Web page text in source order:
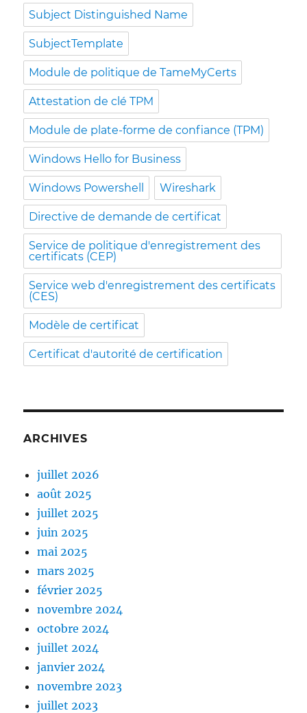
Subject Distinguished Name
SubjectTemplate
Module de politique de TameMyCerts
Attestation de clé TPM
Module de plate-forme de confiance (TPM)
Windows Hello for Business
Windows Powershell Wireshark
Directive de demande de certificat
Service de politique d'enregistrement des
certificats (CEP)
Service web d'enregistrement des certificats
(CES)
Modèle de certificat
Certificat d'autorité de certification
ARCHIVES
juillet 2026
août 2025
juillet 2025
juin 2025
mai 2025
mars 2025
février 2025
novembre 2024
octobre 2024
juillet 2024
janvier 2024
novembre 2023
juillet 2023